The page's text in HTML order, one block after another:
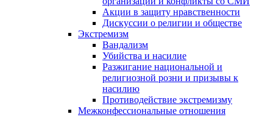
Акции в защиту нравственности
Дискуссии о религии и обществе
Экстремизм
Вандализм
Убийства и насилие
Разжигание национальной и
религиозной розни и призывы к
насилию
Противодействие экстремизму
Межконфессиональные отношения